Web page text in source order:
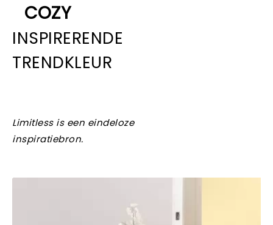
COZY
INSPIRERENDE
TRENDKLEUR
Limitless is een eindeloze
inspiratiebron.